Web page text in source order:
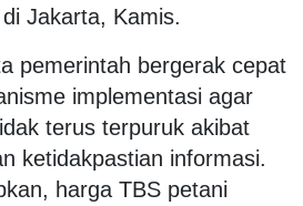
Jakarta, Kamis.
pemerintah bergerak cepat
implementasi agar
terus terpuruk akibat
ketidakpastian informasi.
harga TBS petani